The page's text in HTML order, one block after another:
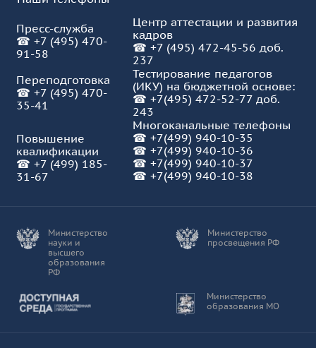
Пресс-служба
☎ +7 (495) 470-
91-58
Центр аттестации и развития
кадров
☎ +7 (495) 472-45-56 доб.
237
Переподготовка
☎ +7 (495) 470-
35-41
Тестирование педагогов
(ИКУ) на бюджетной основе:
☎ +7(495) 472-52-77 доб.
243
Многоканальные телефоны
☎ +7(499) 940-10-35
☎ +7(499) 940-10-36
☎ +7(499) 940-10-37
☎ +7(499) 940-10-38
Повышение
квалификации
☎ +7 (499) 185-
31-67
Министерство
науки и
высшего
образования
РФ
Министерство
просвещения РФ
Министерство
образования МО
Доступная среда